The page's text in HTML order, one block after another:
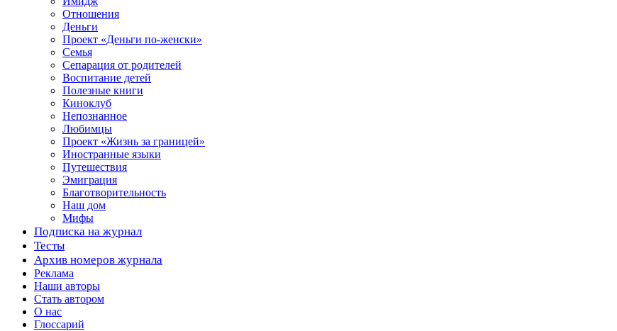
Отношения
Деньги
Проект «Деньги по-женски»
Семья
Сепарация от родителей
Воспитание детей
Полезные книги
Киноклуб
Непознанное
Любимцы
Проект «Жизнь за границей»
Иностранные языки
Путешествия
Эмиграция
Благотворительность
Наш дом
Мифы
Подписка на журнал
Тесты
Архив номеров журнала
Реклама
Наши авторы
Стать автором
О нас
Глоссарий